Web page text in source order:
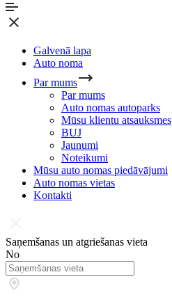
Galvenā lapa
Auto noma
Par mums
Par mums
Auto nomas autoparks
Mūsu klientu atsauksmes
BUJ
Jaunumi
Noteikumi
Mūsu auto nomas piedāvājumi
Auto nomas vietas
Kontakti
Saņemšanas un atgriešanas vieta
No